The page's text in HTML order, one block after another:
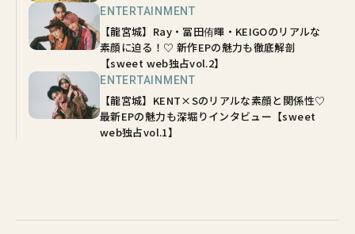
ENTERTAINMENT
【龍宮城】Ray・冨田侑暉・KEIGOのリアルな
素顔に迫る！♡ 新作EPの魅力も徹底解剖
【sweet web独占vol.2】
ENTERTAINMENT
【龍宮城】KENT×Sのリアルな素顔と関係性♡
最新EPの魅力も深堀りインタビュー【sweet
web独占vol.1】